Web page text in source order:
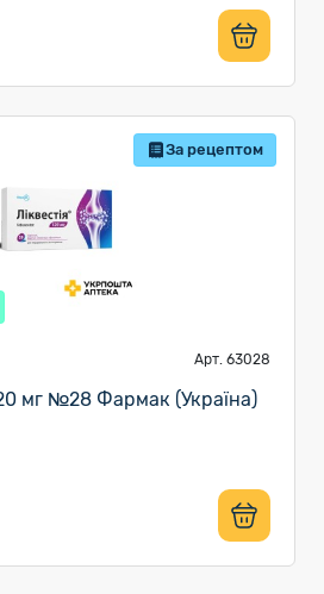
За рецептом
Арт. 63028
мг №28 Фармак (Україна)